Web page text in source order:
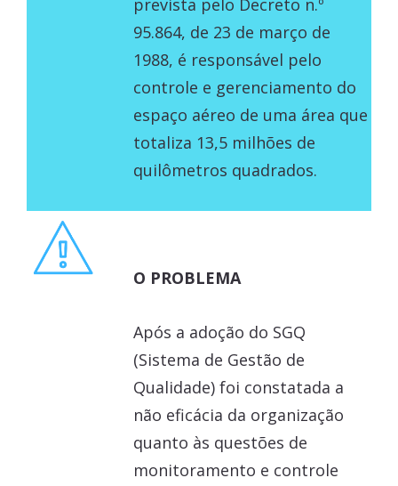
prevista pelo Decreto n.º
95.864, de 23 de março de
1988, é responsável pelo
controle e gerenciamento do
espaço aéreo de uma área que
totaliza 13,5 milhões de
quilômetros quadrados.
O PROBLEMA
Após a adoção do SGQ
(Sistema de Gestão de
Qualidade) foi constatada a
não eficácia da organização
quanto às questões de
monitoramento e controle